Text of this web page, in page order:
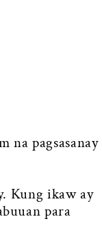
na pagsasanay
Kung ikaw ay
para